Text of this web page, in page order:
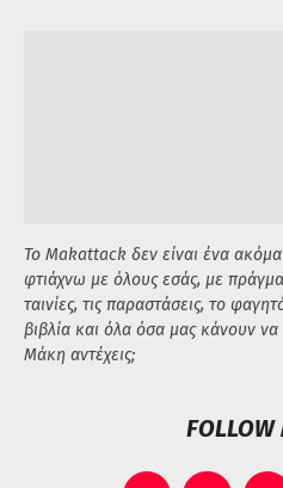
Το Makattack δεν είναι ένα
φτιάχνω με όλους εσάς, με
ταινίες, τις παραστάσεις, το
βιβλία και όλα όσα μας κάνουν
Μάκη αντέχεις;
FOLLOW